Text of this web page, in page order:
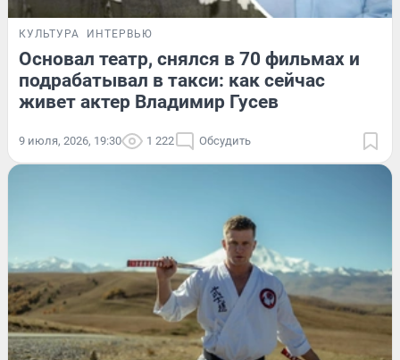
КУЛЬТУРА ИНТЕРВЬЮ
Основал театр, снялся в 70 фильмах и
подрабатывал в такси: как сейчас
живет актер Владимир Гусев
9 июля, 2026, 19:30 1 222 Обсудить